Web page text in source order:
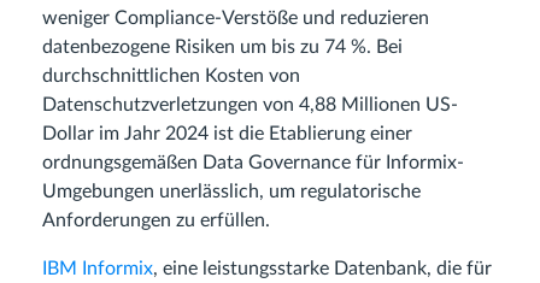
weniger Compliance-Verstöße und reduzieren
datenbezogene Risiken um bis zu 74 %. Bei
durchschnittlichen Kosten von
Datenschutzverletzungen von 4,88 Millionen US-
Dollar im Jahr 2024 ist die Etablierung einer
ordnungsgemäßen Data Governance für Informix-
Umgebungen unerlässlich, um regulatorische
Anforderungen zu erfüllen.
IBM Informix, eine leistungsstarke Datenbank, die für